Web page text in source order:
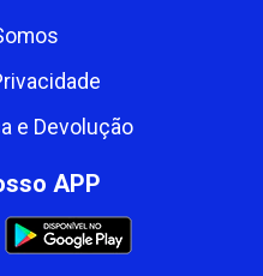
e Devolução
APP